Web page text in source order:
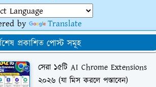
by
Translate
প্রকাশিত পোস্ট সমূহ
সেরা ১৫টি AI Chrome Extensions
২০২৬ (যা মিস করলে পস্তাবেন)